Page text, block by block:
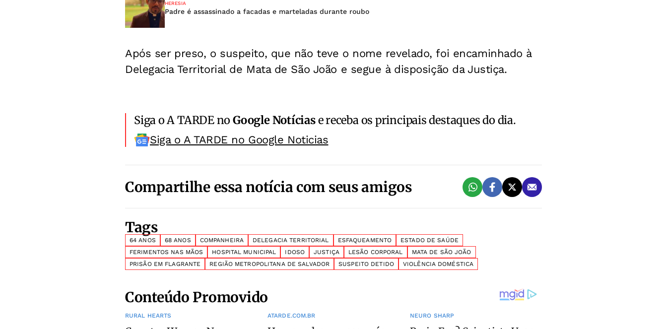
HERESIA
Padre é assassinado a facadas e marteladas durante roubo
Após ser preso, o suspeito, que não teve o nome revelado, foi encaminhado à
Delegacia Territorial de Mata de São João e segue à disposição da Justiça.
Siga o A TARDE noGoogle Notíciase receba os principais destaques do dia.
Siga o A TARDE no Google Noticias
Compartilhe essa notícia com seus amigos
Tags
64 ANOS 68 ANOS COMPANHEIRA DELEGACIA TERRITORIAL ESFAQUEAMENTO
ESTADO DE SAÚDE
FERIMENTOS NAS MÃOS
HOSPITAL MUNICIPAL IDOSO JUSTIÇA LESÃO CORPORAL
MATA DE SÃO JOÃO
PRISÃO EM FLAGRANTE
REGIÃO METROPOLITANA DE SALVADOR SUSPEITO DETIDO VIOLÊNCIA DOMÉSTICA